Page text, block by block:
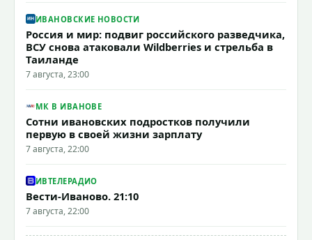
ИВАНОВСКИЕ НОВОСТИ
Россия и мир: подвиг российского разведчика,
ВСУ снова атаковали Wildberries и стрельба в
Таиланде
7 августа, 23:00
МК В ИВАНОВЕ
Сотни ивановских подростков получили
первую в своей жизни зарплату
7 августа, 22:00
ИВТЕЛЕРАДИО
Вести-Иваново. 21:10
7 августа, 22:00